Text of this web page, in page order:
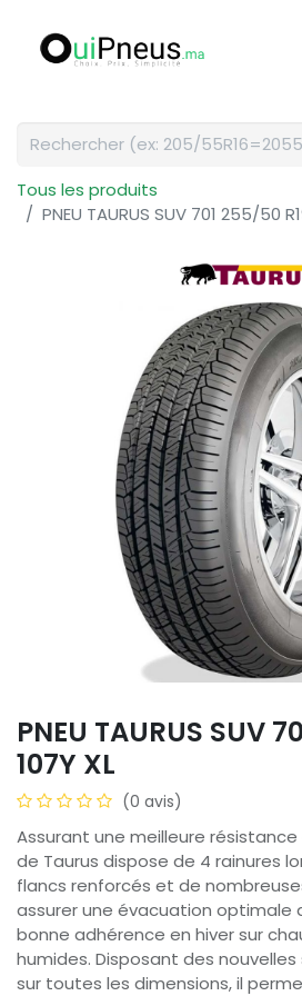
Tous les produits
PNEU TAURUS SUV 701 255/50
PNEU TAURUS SUV
107Y XL
(0 avis)
Assurant une meilleure résistance
de Taurus dispose de 4 rainures
flancs renforcés et de
assurer une évacuation optimale
bonne adhérence en hiver sur
humides. Disposant des
sur toutes les dimensions, il